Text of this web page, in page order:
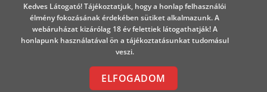
2026 - Potencianövelő Shop
Kedves Látogató! Tájékoztatjuk, hogy a honlap felhasználói
élmény fokozásának érdekében sütiket alkalmazunk. A
webáruházat kizárólag 18 év felettiek látogathatják! A
honlapunk használatával ön a tájékoztatásunkat tudomásul
veszi.
ELFOGADOM